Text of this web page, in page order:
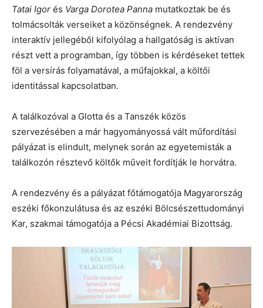
Tatai Igor és Varga Dorotea Panna mutatkoztak be és
tolmácsolták verseiket a közönségnek. A rendezvény
interaktív jellegéből kifolyólag a hallgatóság is aktívan
részt vett a programban, így többen is kérdéseket tettek
föl a versírás folyamatával, a műfajokkal, a költői
identitással kapcsolatban.
A találkozóval a Glotta és a Tanszék közös
szervezésében a már hagyományossá vált műfordítási
pályázat is elindult, melynek során az egyetemisták a
találkozón résztevő költők műveit fordítják le horvátra.
A rendezvény és a pályázat főtámogatója Magyarország
eszéki főkonzulátusa és az eszéki Bölcsészettudományi
Kar, szakmai támogatója a Pécsi Akadémiai Bizottság.